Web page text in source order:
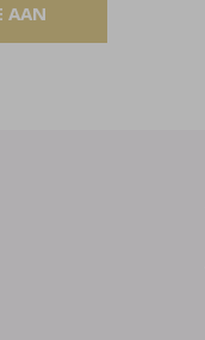
AAN